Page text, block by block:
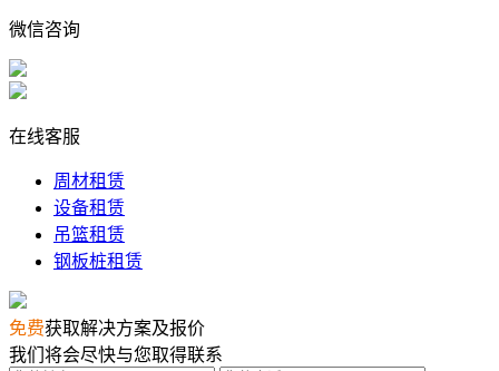
微信咨询
在线客服
周材租赁
设备租赁
吊篮租赁
钢板桩租赁
免费获取解决方案及报价
我们将会尽快与您取得联系